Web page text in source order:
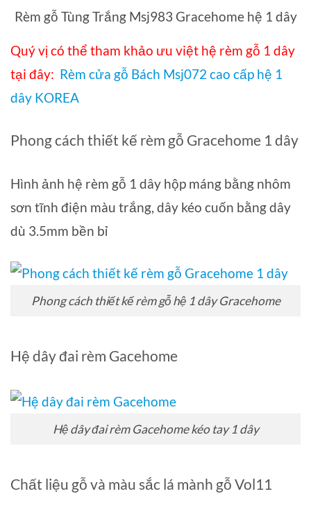
Rèm gỗ Tùng Trắng Msj983 Gracehome hệ 1 dây
Quý vị có thể tham khảo ưu việt hệ rèm gỗ 1 dây
tại đây: Rèm cửa gỗ Bách Msj072 cao cấp hệ 1
dây KOREA
Phong cách thiết kế rèm gỗ Gracehome 1 dây
Hình ảnh hệ rèm gỗ 1 dây hộp máng bằng nhôm
sơn tĩnh điện màu trắng, dây kéo cuốn bằng dây
dù 3.5mm bền bỉ
Phong cách thiết kế rèm gỗ hệ 1 dây Gracehome
Hệ dây đai rèm Gacehome
Hệ dây đai rèm Gacehome kéo tay 1 dây
Chất liệu gỗ và màu sắc lá mành gỗ Vol11